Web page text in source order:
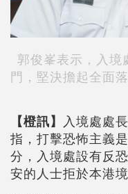
郭俊峯表示，入境
門，堅決擔起全面
【橙訊】
入境處處
指，打擊恐怖主義
分，入境處設有反
安的人士拒於本港境